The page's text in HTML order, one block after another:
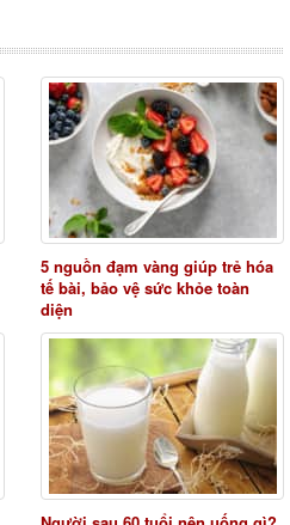
5 nguồn đạm vàng giúp trẻ hóa
tế bài, bảo vệ sức khỏe toàn
diện